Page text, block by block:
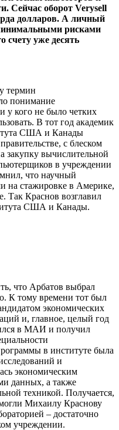
Сейчас оборот Verysell
долларов. А личный
рисками
счету уже десять
термин
понимание
у кого не было четких
В тот год академик
США и Канады
с блеском
закупку вычислительной
в учреждении
что научный
на стажировке в Америке,
Так Краснов возглавил
США и Канады.
что Арбатов выбрал
К тому времени тот был
экономических
и, главное, целый год
в МАИ и получил
в институте была
и
экономическим
данных, а также
техникой. Получается,
Михаилу Краснову
– достаточно
учреждении.